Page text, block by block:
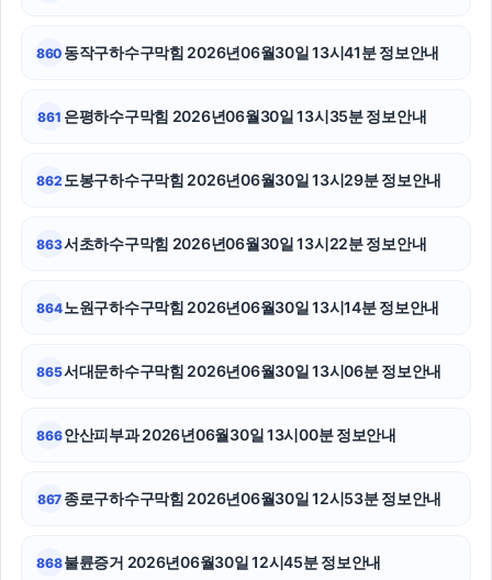
창원이혼전문변호사
마포하수구막힘
울산치과
흥신소
860 동작구하수구막힘 2026년06월30일 13시41분 정보안내
861 은평하수구막힘 2026년06월30일 13시35분 정보안내
862 도봉구하수구막힘 2026년06월30일 13시29분 정보안내
863서초하수구막힘 2026년06월30일 13시22분 정보안내
864 노원구하수구막힘 2026년06월30일 13시14분 정보안내
865서대문하수구막힘 2026년06월30일 13시06분 정보안내
866안산피부과 2026년06월30일 13시00분 정보안내
867 종로구하수구막힘 2026년06월30일 12시53분 정보안내
868불륜증거 2026년06월30일 12시45분 정보안내